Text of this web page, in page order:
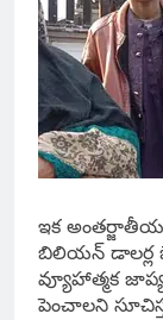
ఇక అంతర్జాతీయ
బిలియన్ డాలర్ల
వ్యూహాత్మక
పెంచాలని